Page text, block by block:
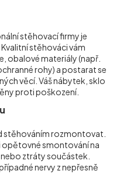
stěhovací firmy je
stěhováci vám
obalové materiály (např.
rohy) a postarat se
věcí. Váš nábytek, sklo
proti poškození.
stěhováním rozmontovat.
opětovné smontování na
ztráty součástek.
nervy z nepřesně